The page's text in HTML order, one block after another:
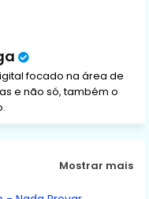
focado na área de
e não só, também o
Mostrar mais